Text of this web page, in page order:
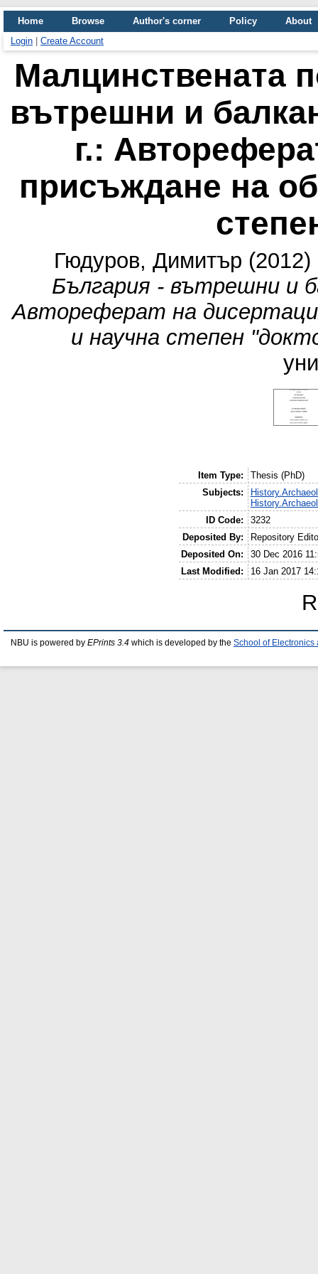
Home Browse Author's corner Policy
About
Login
Create Account
Малцинствената
вътрешни и
г.:
присъждане на
Гюдуров, Димитър (2012)
България - вътрешни и
Автореферат на
и научна степен
Item Type:
Thesis (PhD)
Subjects:
ID Code:
3232
Deposited By:
Repository
Deposited On:
30 Dec 2016
Last Modified:
16 Jan 2017
NBU is powered by EPrints 3.4 which is developed by the School of Electronics